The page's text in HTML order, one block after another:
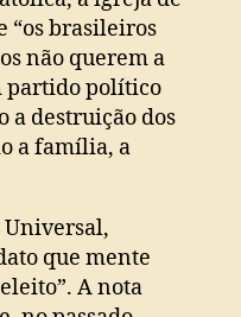
“os brasileiros
não querem a
partido político
a destruição dos
a família, a
que mente
A nota